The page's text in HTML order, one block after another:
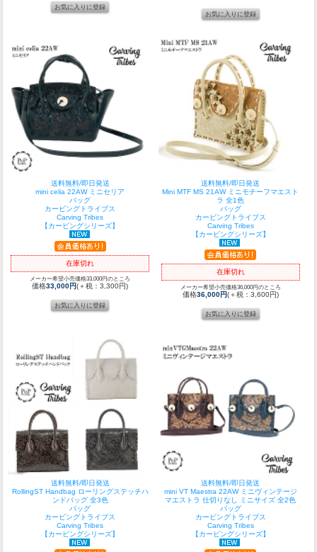
送料無料/即日発送
mini celia 22AW ミニセリア
バッグ
カービングトライブス
Carving Tribes
【カービングシリーズ】
在庫切れ
メーカー希望小売価格33,000円のところ
価格33,000円(＋税：3,300円)
送料無料/即日発送
Mini MTF MS 21AW ミニモチーフマエスト
ラ 全1色
バッグ
カービングトライブス
Carving Tribes
【カービングシリーズ】
在庫切れ
メーカー希望小売価格36,000円のところ
価格36,000円(＋税：3,600円)
送料無料/即日発送
RollingST Handbag ローリングステッチハ
ンドバッグ 全3色
バッグ
カービングトライブス
Carving Tribes
【カービングシリーズ】
送料無料/即日発送
mini VT Maestra 22AW ミニヴィンテージ
マエストラ 仕切りなし ミニサイズ 全2色
バッグ
カービングトライブス
Carving Tribes
【カービングシリーズ】